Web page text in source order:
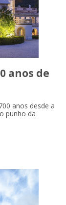
anos de
anos desde a
punho da